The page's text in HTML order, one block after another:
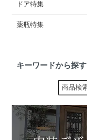
ドア特集
薬瓶特集
キーワードから探す